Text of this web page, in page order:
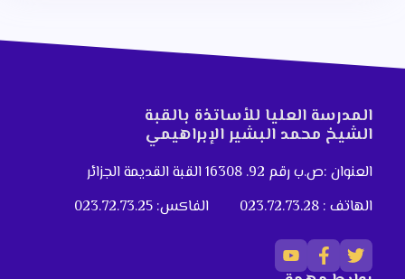
المدرسة العليا للأساتذة بالقبة
الشيخ محمد البشير الإبراهيمي
العنوان :ص.ب رقم 92. 16308 القبة القديمة الجزائر
الهاتف : 023.72.73.28
الفاكس: 023.72.73.25